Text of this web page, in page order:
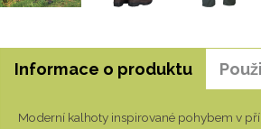
Informace o produktu
Moderní kalhoty inspirované pohybem v